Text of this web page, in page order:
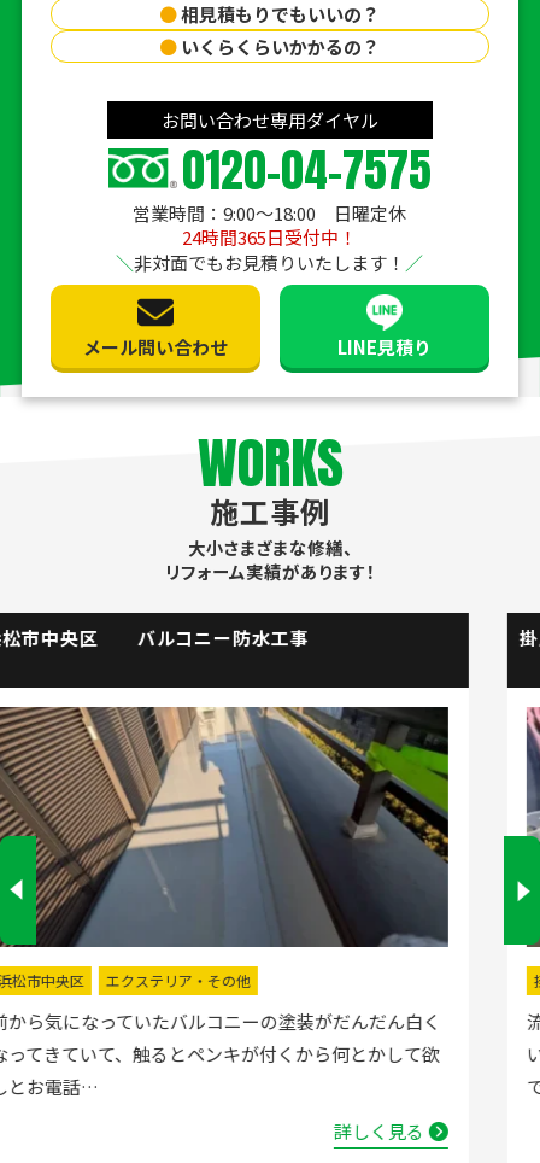
●相見積もりでもいいの？
● いくらくらいかかるの？
お問い合わせ専用ダイヤル
0120-04-7575
営業時間：9:00〜18:00 日曜定休
24時間365日受付中！
非対面でもお見積りいたします！
メール問い合わせ LINE見積り
WORKS
施工事例
大小さまざまな修繕、
リフォーム実績があります！
掛川市 流し台水栓取替工事
掛川市 水回りリフォーム
流し台の水栓が壊れたので直してほしいと弊社にお電話
いただきました。確認した所、水栓の吐水が落ちたよう
で取替する…
詳しく見る